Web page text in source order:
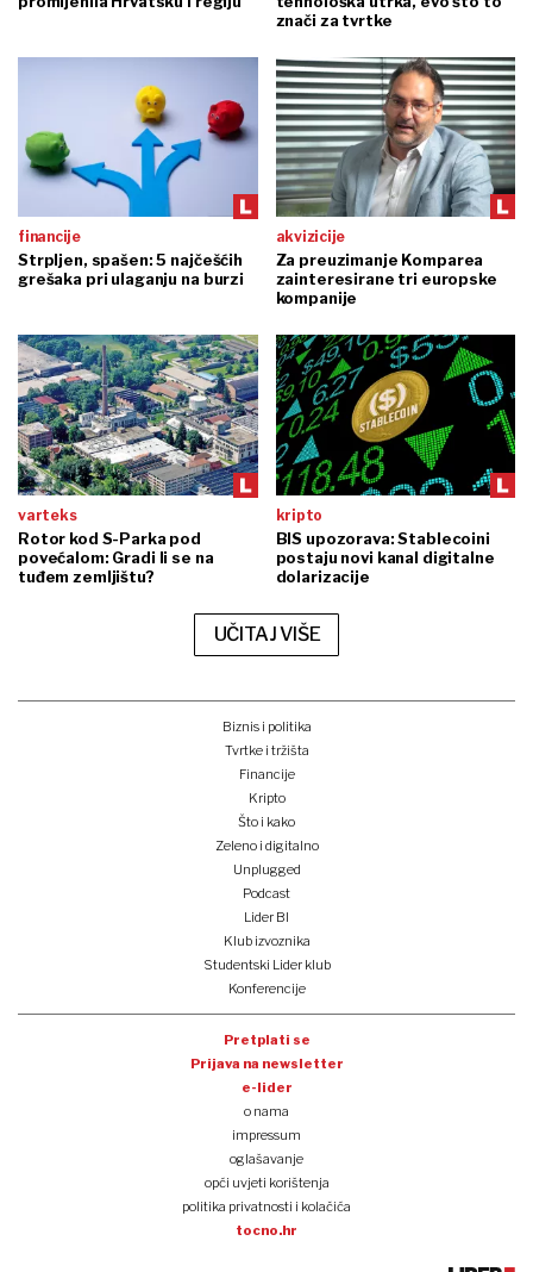
znači za tvrtke
financije
Strpljen, spašen: 5 najčešćih
grešaka pri ulaganju na burzi
akvizicije
Za preuzimanje Komparea
zainteresirane tri europske
kompanije
varteks
Rotor kod S-Parka pod
povećalom: Gradi li se na
tuđem zemljištu?
kripto
BIS upozorava: Stablecoini
postaju novi kanal digitalne
dolarizacije
UČITAJ VIŠE
Biznis i politika
Tvrtke i tržišta
Financije
Kripto
Što i kako
Zeleno i digitalno
Unplugged
Podcast
Lider BI
Klub izvoznika
Studentski Lider klub
Konferencije
Pretplati se
Prijava na newsletter
e-lider
o nama
impressum
oglašavanje
opći uvjeti korištenja
politika privatnosti i kolačića
tocno.hr